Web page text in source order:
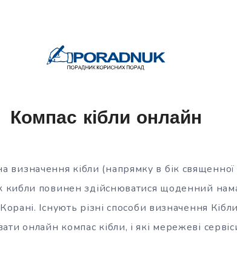
Компас кібли онлайн
визначення кібли (напрямку в бік
кибли повинен здійснюватися щоденний
Існують різні способи визначення
онлайн компас кібли, і які мережеві